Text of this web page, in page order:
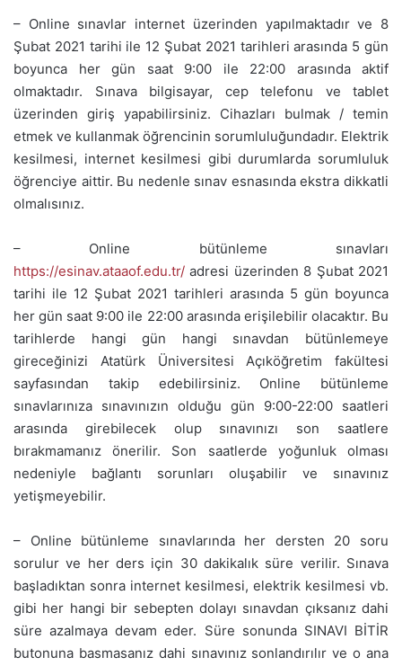
– Online sınavlar internet üzerinden yapılmaktadır ve 8
Şubat 2021 tarihi ile 12 Şubat 2021 tarihleri arasında 5 gün
boyunca her gün saat 9:00 ile 22:00 arasında aktif
olmaktadır. Sınava bilgisayar, cep telefonu ve tablet
üzerinden giriş yapabilirsiniz. Cihazları bulmak / temin
etmek ve kullanmak öğrencinin sorumluluğundadır. Elektrik
kesilmesi, internet kesilmesi gibi durumlarda sorumluluk
öğrenciye aittir. Bu nedenle sınav esnasında ekstra dikkatli
olmalısınız.
– Online bütünleme sınavları
https://esinav.ataaof.edu.tr/adresi üzerinden 8 Şubat 2021
tarihi ile 12 Şubat 2021 tarihleri arasında 5 gün boyunca
her gün saat 9:00 ile 22:00 arasında erişilebilir olacaktır. Bu
tarihlerde hangi gün hangi sınavdan bütünlemeye
gireceğinizi Atatürk Üniversitesi Açıköğretim fakültesi
sayfasından takip edebilirsiniz. Online bütünleme
sınavlarınıza sınavınızın olduğu gün 9:00-22:00 saatleri
arasında girebilecek olup sınavınızı son saatlere
bırakmamanız önerilir. Son saatlerde yoğunluk olması
nedeniyle bağlantı sorunları oluşabilir ve sınavınız
yetişmeyebilir.
– Online bütünleme sınavlarında her dersten 20 soru
sorulur ve her ders için 30 dakikalık süre verilir. Sınava
başladıktan sonra internet kesilmesi, elektrik kesilmesi vb.
gibi her hangi bir sebepten dolayı sınavdan çıksanız dahi
süre azalmaya devam eder. Süre sonunda SINAVI BİTİR
butonuna basmasanız dahi sınavınız sonlandırılır ve o ana